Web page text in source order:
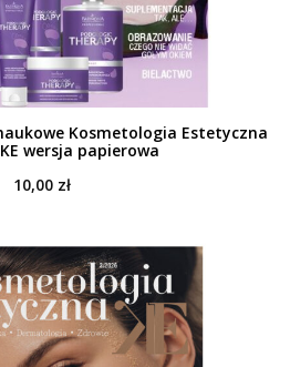
Kosmetologia Estetyczna
wersja papierowa
10,00 zł